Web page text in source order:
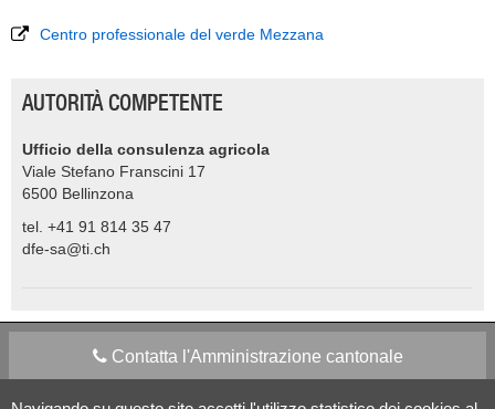
Centro professionale del verde Mezzana
AUTORITÀ COMPETENTE
Ufficio della consulenza agricola
Viale Stefano Franscini 17
6500 Bellinzona
tel. +41 91 814 35 47
dfe-sa@ti.ch
Contatta l'Amministrazione cantonale